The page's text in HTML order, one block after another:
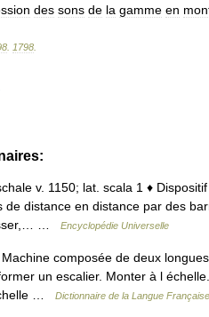
des sons de la gamme en
1798
v. 1150; lat. scala 1 ♦
de distance en distance par des
…
Encyclopédie Universelle
composée de deux
un escalier. Monter à l
…
Dictionnaire de la Langue